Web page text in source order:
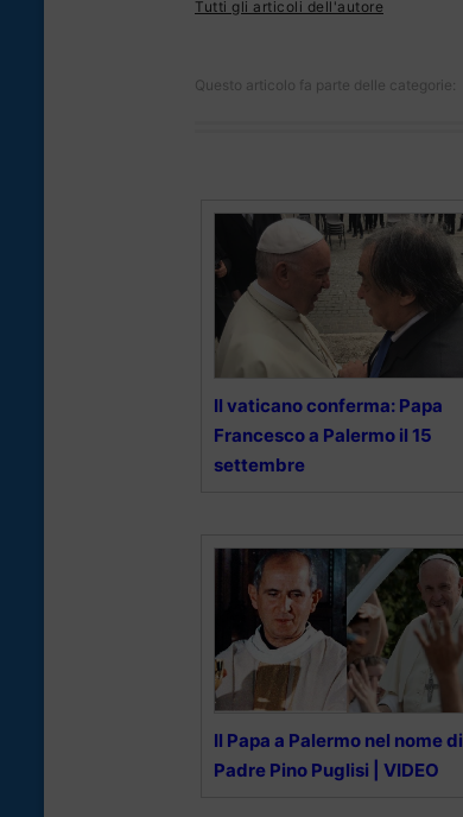
Tutti gli articoli dell'autore
Questo articolo fa parte delle categorie:
Il vaticano conferma: Papa
Francesco a Palermo il 15
settembre
Il Papa a Palermo nel nome di
Padre Pino Puglisi | VIDEO